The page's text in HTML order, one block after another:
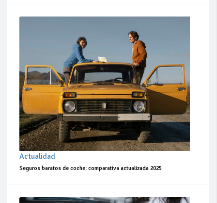
Actualidad
Seguros baratos de coche: comparativa actualizada 2025